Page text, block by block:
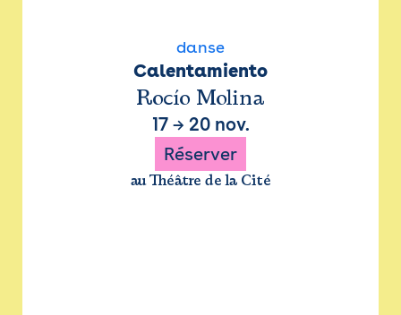
danse
Calentamiento
Rocío Molina
17→ 20 nov.
Réserver
au Théâtre de la Cité